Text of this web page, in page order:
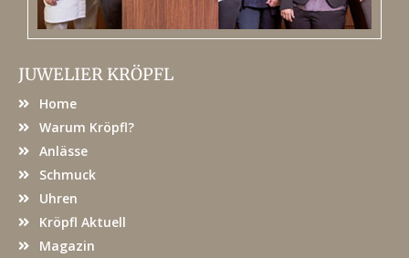
JUWELIER KRÖPFL
Home
Warum Kröpfl?
Anlässe
Schmuck
Uhren
Kröpfl Aktuell
Magazin